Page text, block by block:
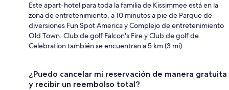
Este apart-hotel para toda la familia de Kissimmee está en la
zona de entretenimiento, a 10 minutos a pie de Parque de
diversiones Fun Spot America y Complejo de entretenimiento
Old Town. Club de golf Falcon's Fire y Club de golf de
Celebration también se encuentran a 5 km (3 mi).
¿Puedo cancelar mi reservación de manera gratuita
y recibir un reembolso total?